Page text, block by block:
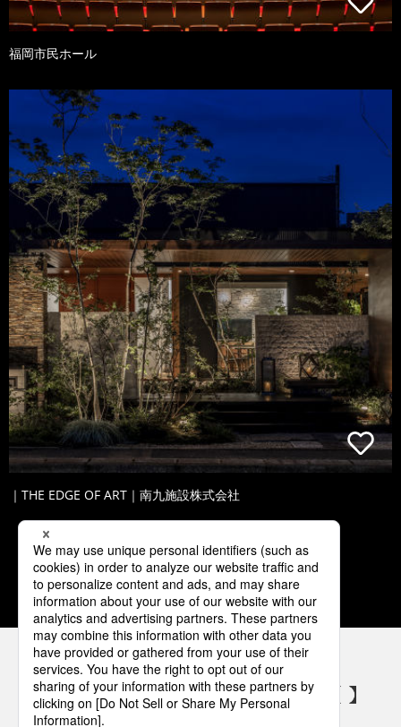
福岡市民ホール
｜THE EDGE OF ART｜南九施設株式会社
1 2 3 4 5
パナソニックの電気設備 SNSアカウント